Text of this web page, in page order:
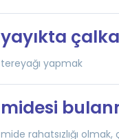
yayıkta
tereyağı yapmak
midesi
mide rahatsızlığı